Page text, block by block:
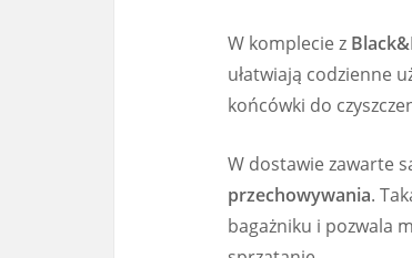
W komplecie z
ułatwiają codzienne
końcówki do
W dostawie zawarte
przechowywania.
bagażniku i pozwala